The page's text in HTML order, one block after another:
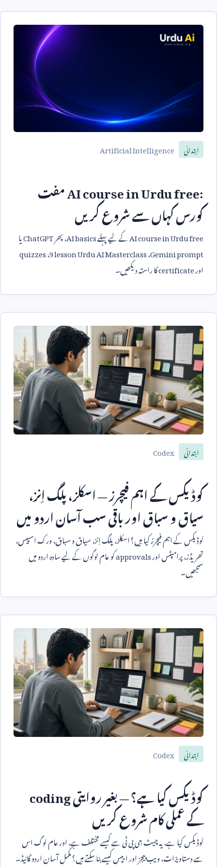
ابتدائی Artificial Intelligence
AI course in Urdu free:مفت
کورس کہاں سے شروع کریں
AI course in Urdu freeکے لیے پہلےAI basics، پھرChatGPTیا
Gemini prompt،9 lesson Urdu AI Masterclass،quizzes
اورcertificateکا راستہ دیکھیں۔
ابتدائی Codex
کوڈیکس کے اہم فیچرز — اسکلز، پلگ اِنز،
سیاق و سباق اور باقی سب آسان اردو میں
کوڈیکس کے اہم فیچرز کیا ہیں؟ اسکلز، پلگ اِنز، سیاق و سباق، ورک اسپیس،
تھریڈز، پرامپٹس اورapprovalsکو عام لوگوں کے لیے سادہ اردو میں
سمجھیں۔
ابتدائی Codex
کوڈیکس کیا ہے؟ — بغیر روایتیcoding
کے عملی کام شروع کریں
کوڈیکس کیا ہے، یہ چیٹ جی پی ٹی سے کیسے مختلف ہے، اور عام لوگ اس
سے دستاویزات، ویب پیجز اور ایپس کیسے بنا سکتے ہیں؟ مکمل آسان اردو گائیڈ۔